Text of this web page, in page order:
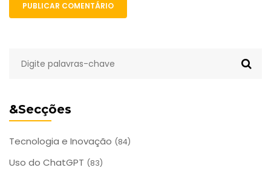
&Secções
Tecnologia e Inovação (84)
Uso do ChatGPT (83)
PUBLICAR COMENTÁRIO